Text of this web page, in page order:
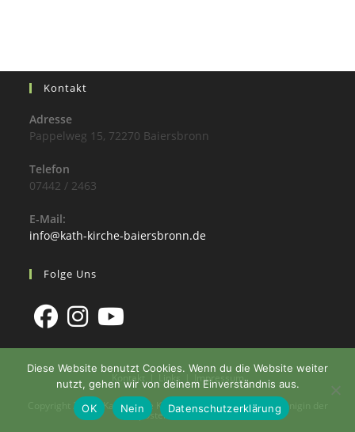
Kontakt
Adresse
Pappelweg 15, 72270 Baiersbronn
Telefon
07442 / 2463
E-Mail:
info@kath-kirche-baiersbronn.de
Folge Uns
Kontakt Links Impressum
Copyright 2026 - Katholische Kirchengemeinde St. Maria Königin der
Apostel Baiersbronn
Diese Website benutzt Cookies. Wenn du die Website weiter
nutzt, gehen wir von deinem Einverständnis aus.
OK
Nein Datenschutzerklärung